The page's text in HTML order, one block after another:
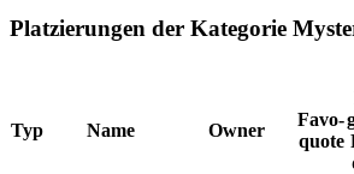
Platzierungen der Kategorie
Typ Name Owner
Favo-
quote